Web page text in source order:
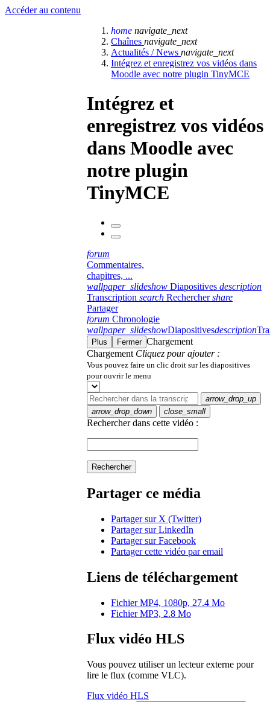
Accéder au contenu
home navigate_next
Chaînes navigate_next
Actualités / News navigate_next
Intégrez et enregistrez vos vidéos dans
Moodle avec notre plugin TinyMCE
Intégrez et
enregistrez vos vidéos
dans Moodle avec
notre plugin
TinyMCE
forum
Commentaires,
chapitres, ...
wallpaper_slideshow Diapositives description
Transcription search Rechercher share
Partager
forum Chronologie
wallpaper_slideshowDiapositivesdescription
Plus Fermer Chargement
Chargement Cliquez pour ajouter :
Vous pouvez faire un clic droit sur les diapositives
pour ouvrir le menu
arrow_drop_up
arrow_drop_down
close_small
Rechercher dans cette vidéo :
Rechercher
Partager ce média
Partager sur X (Twitter)
Partager sur LinkedIn
Partager sur Facebook
Partager cette vidéo par email
Liens de téléchargement
Fichier MP4, 1080p, 27.4 Mo
Fichier MP3, 2.8 Mo
Flux vidéo HLS
Vous pouvez utiliser un lecteur externe pour
lire le flux (comme VLC).
Flux vidéo HLS